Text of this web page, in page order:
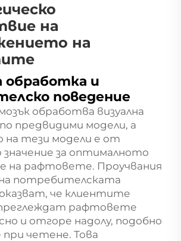
на
на
обработка и
поведение
обработва визуална
предвидими модели, а
на тези модели е от
за оптималното
на рафтовете. Проучвания
потребителската
че клиентите
рафтовете
и отгоре надолу, подобно
четене. Това